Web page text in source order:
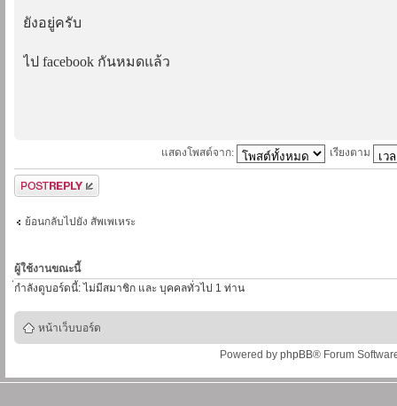
ยังอยู่ครับ
ไป facebook กันหมดแล้ว
แสดงโพสต์จาก: เรียงตาม
ตอบกระทู้
ย้อนกลับไปยัง สัพเพเหระ
ผู้ใช้งานขณะนี้
่กำลังดูบอร์ดนี้: ไม่มีสมาชิก และ บุคคลทั่วไป 1 ท่าน
หน้าเว็บบอร์ด
Powered by phpBB® Forum